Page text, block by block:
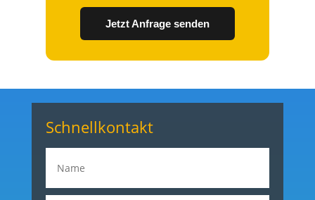
Jetzt Anfrage senden
Schnellkontakt